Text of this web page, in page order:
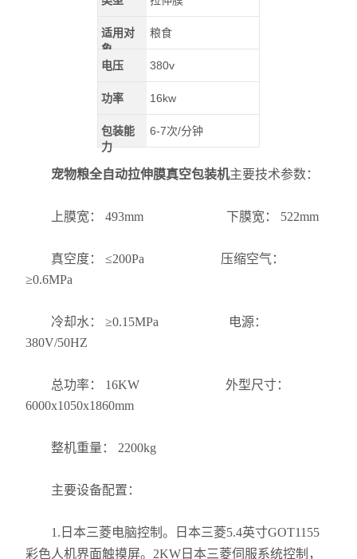
适用对
象
粮食
电压 380v
功率 16kw
包装能
力
6-7次/分钟
宠物粮全自动拉伸膜真空包装机主要技术参数：
上膜宽： 493mm 下膜宽： 522mm
真空度： ≤200Pa 压缩空气：
≥0.6MPa
冷却水： ≥0.15MPa 电源：
380V/50HZ
总功率： 16KW 外型尺寸：
6000x1050x1860mm
整机重量： 2200kg
主要设备配置：
1.日本三菱电脑控制。日本三菱5.4英寸GOT1155
彩色人机界面触摸屏。2KW日本三菱伺服系统控制，